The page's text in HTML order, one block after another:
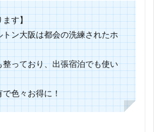
ます】
ン大阪は都会の洗練されたホ
っており、出張宿泊でも使い
で色々お得に！